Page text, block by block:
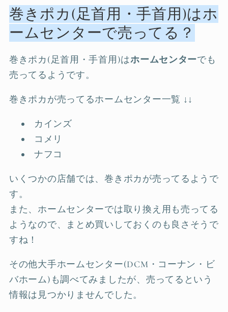
巻きポカ(足首用・手首用)はホ
ームセンターで売ってる？
巻きポカ(足首用・手首用)はホームセンターでも
売ってるようです。
巻きポカが売ってるホームセンター一覧 ↓↓
カインズ
コメリ
ナフコ
いくつかの店舗では、巻きポカが売ってるようで
す。
また、ホームセンターでは取り換え用も売ってる
ようなので、まとめ買いしておくのも良さそうで
すね！
その他大手ホームセンター(DCM・コーナン・ビ
バホーム)も調べてみましたが、売ってるという
情報は見つかりませんでした。